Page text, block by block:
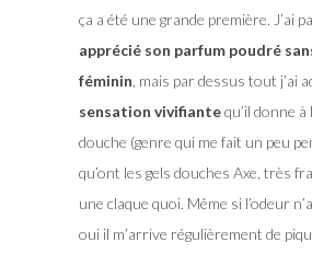
ça a été une grande première. J’ai
apprécié son parfum poudré
féminin , mais par dessus tout j’ai
sensation vivifiantequ’il donne à
douche (genre qui me fait un peu
qu’ont les gels douches Axe, très
une claque quoi. Même si l’odeur
oui il m’arrive régulièrement de